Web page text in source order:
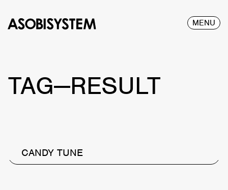
MENU
TAG—RESULT
CANDY TUNE